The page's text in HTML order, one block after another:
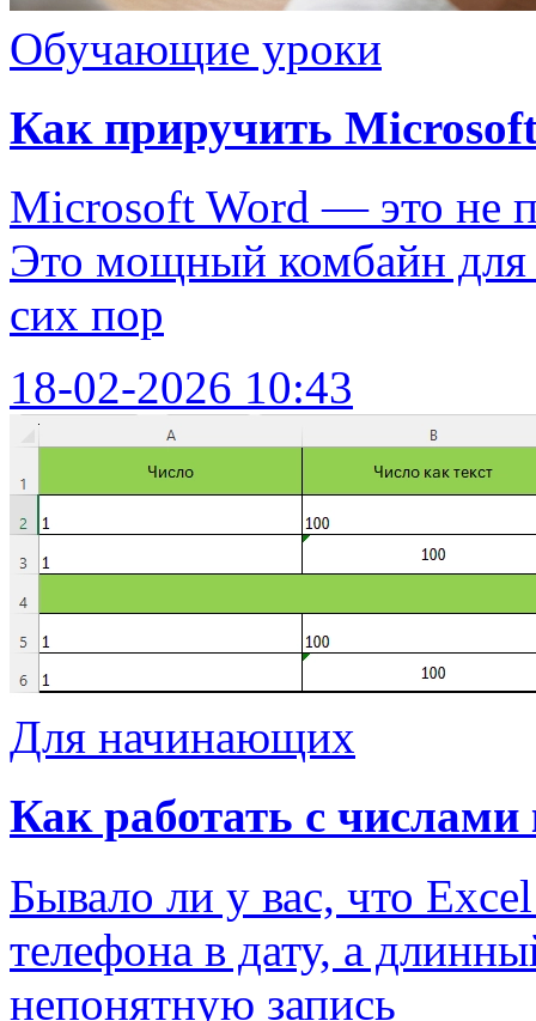
Обучающие уроки
Как приручить
Microsoft Word — это не
Это мощный комбайн для
сих пор
18-02-2026 10:43
Для начинающих
Как работать с числами
Бывало ли у вас, что
телефона в дату, а
непонятную запись